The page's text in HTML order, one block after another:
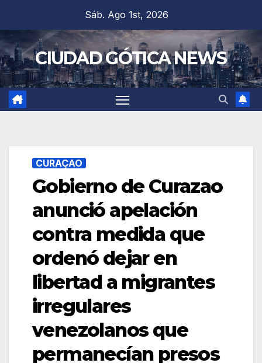
contenido
Sáb. Ago 1st, 2026
CIUDAD GÓTICA NEWS
CURAÇAO
Gobierno de Curazao
anunció apelación
contra medida que
ordenó dejar en
libertad a migrantes
irregulares
venezolanos que
permanecían presos